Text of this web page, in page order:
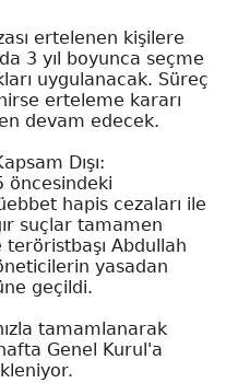
ertelenen kişilere
3 yıl boyunca seçme
uygulanacak. Süreç
erteleme kararı
devam edecek.
Dışı:
öncesindeki
hapis cezaları ile
suçlar tamamen
teröristbaşı Abdullah
yasadan
geçildi.
tamamlanarak
Genel Kurul'a